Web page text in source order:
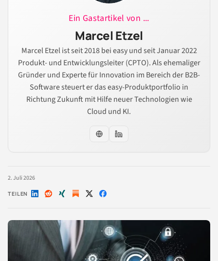
Ein Gastartikel von ...
Marcel Etzel
Marcel Etzel ist seit 2018 bei easy und seit Januar 2022
Produkt- und Entwicklungsleiter (CPTO). Als ehemaliger
Gründer und Experte für Innovation im Bereich der B2B-
Software steuert er das easy-Produktportfolio in
Richtung Zukunft mit Hilfe neuer Technologien wie
Cloud und KI.
2. Juli 2026
TEILEN Auf Auf Auf Auf Auf